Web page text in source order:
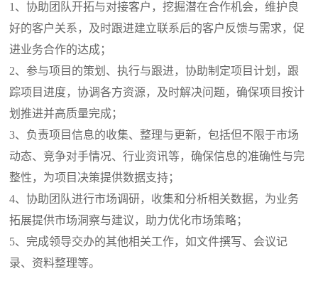
1、协助团队开拓与对接客户，挖掘潜在合作机会，维护良
好的客户关系，及时跟进建立联系后的客户反馈与需求，促
进业务合作的达成；
2、参与项目的策划、执行与跟进，协助制定项目计划，跟
踪项目进度，协调各方资源，及时解决问题，确保项目按计
划推进并高质量完成；
3、 负责项目信息的收集、整理与更新，包括但不限于市场
动态、竞争对手情况、行业资讯等，确保信息的准确性与完
整性，为项目决策提供数据支持；
4、协助团队进行市场调研，收集和分析相关数据，为业务
拓展提供市场洞察与建议，助力优化市场策略；
5、 完成领导交办的其他相关工作，如文件撰写、会议记
录、资料整理等。